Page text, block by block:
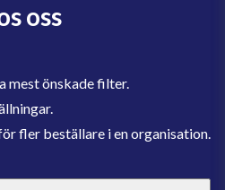
oss
mest önskade filter.
fler beställare i en organisation.